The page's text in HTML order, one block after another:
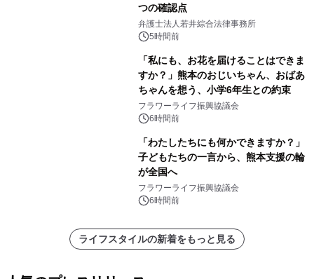
つの確認点
弁護士法人若井綜合法律事務所
5時間前
「私にも、お花を届けることはできま
すか？」熊本のおじいちゃん、おばあ
ちゃんを想う、小学6年生との約束
フラワーライフ振興協議会
6時間前
「わたしたちにも何かできますか？」
子どもたちの一言から、熊本支援の輪
が全国へ
フラワーライフ振興協議会
6時間前
ライフスタイルの新着をもっと見る